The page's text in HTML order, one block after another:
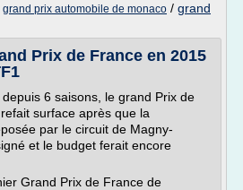
grand prix automobile de monaco / grand
Prix de France en 2015
6 saisons, le grand Prix de
surface après que la
par le circuit de Magny-
et le budget ferait encore
Grand Prix de France de